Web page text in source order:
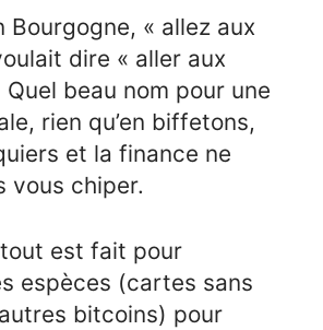
Bourgogne, « allez aux
dire « aller aux
beau nom pour une
rien qu’en biffetons,
et la finance ne
vous chiper.
tout est fait pour
espèces (cartes sans
bitcoins) pour